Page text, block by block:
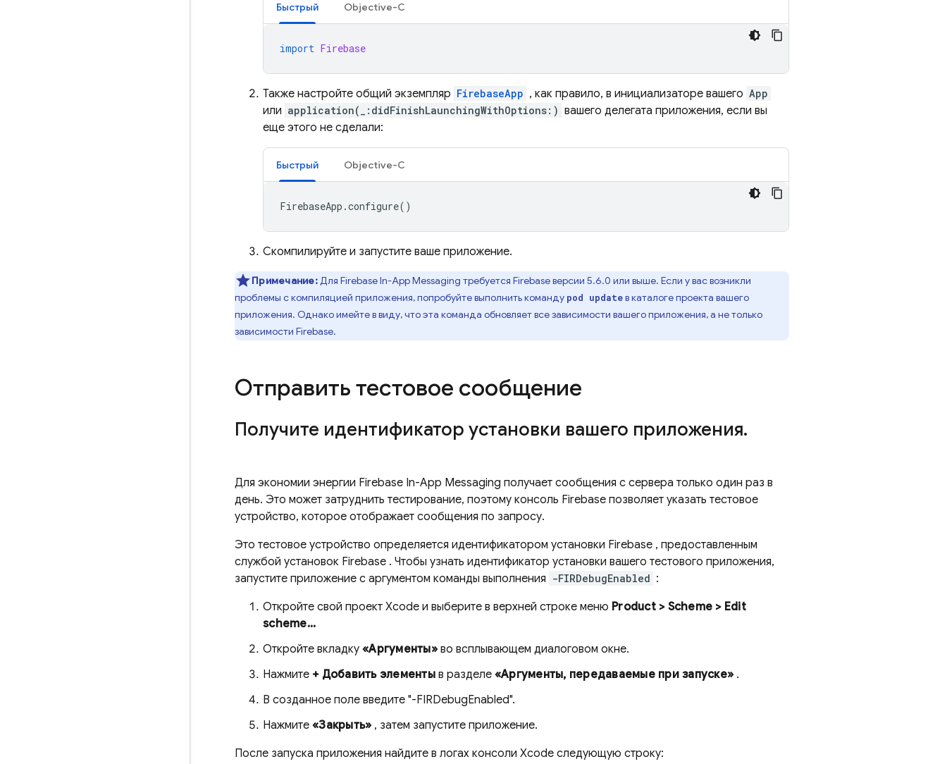
Быстрый Objective-C
import Firebase
Также настройте общий экземпляр FirebaseApp , как правило, в инициализаторе вашего App
или application(_:didFinishLaunchingWithOptions:) вашего делегата приложения, если вы
еще этого не сделали:
Быстрый Objective-C
FirebaseApp .configure()
Скомпилируйте и запустите ваше приложение.
Примечание:Для Firebase In-App Messaging требуется Firebase версии 5.6.0 или выше. Если у вас возникли
проблемы с компиляцией приложения, попробуйте выполнить команду pod updateв каталоге проекта вашего
приложения. Однако имейте в виду, что эта команда обновляет все зависимости вашего приложения, а не только
зависимости Firebase.
Отправить тестовое сообщение
Получите идентификатор установки вашего приложения.
Для экономии энергии Firebase In-App Messaging получает сообщения с сервера только один раз в
день. Это может затруднить тестирование, поэтому консоль Firebase позволяет указать тестовое
устройство, которое отображает сообщения по запросу.
Это тестовое устройство определяется идентификатором установки Firebase , предоставленным
службой установок Firebase . Чтобы узнать идентификатор установки вашего тестового приложения,
запустите приложение с аргументом команды выполнения -FIRDebugEnabled :
Откройте свой проект Xcode и выберите в верхней строке меню Product > Scheme > Edit
scheme...
Откройте вкладку «Аргументы»во всплывающем диалоговом окне.
Нажмите + Добавить элементыв разделе «Аргументы, передаваемые при запуске» .
В созданное поле введите "-FIRDebugEnabled".
Нажмите «Закрыть» , затем запустите приложение.
После запуска приложения найдите в логах консоли Xcode следующую строку: